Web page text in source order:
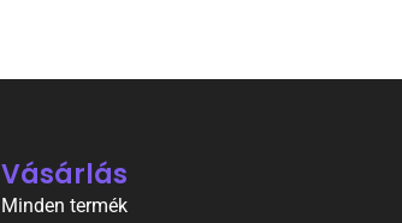
Vásárlás
Minden termék